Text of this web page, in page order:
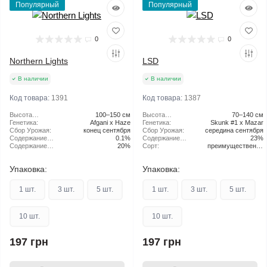
Популярный
0
Northern Lights
В наличии
Код товара: 1391
Высота
растения:
100–150 см
Генетика:
Afgani x Haze
Сбор Урожая:
конец сентября
Содержание
CBD:
0.1%
Содержание
20%
Упаковка:
1 шт. 3 шт. 5 шт.
10 шт.
197 грн
Популярный
0
LSD
В наличии
Код товара: 1387
Высота
растения:
70–140 см
Генетика:
Skunk #1 x Mazar
Сбор Урожая:
середина сентября
Содержание
ТГК:
23%
Сорт:
преимущественно
Упаковка:
1 шт. 3 шт. 5 шт.
10 шт.
197 грн